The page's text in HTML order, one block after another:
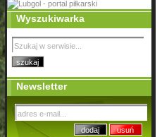
Wyszukiwarka
Newsletter